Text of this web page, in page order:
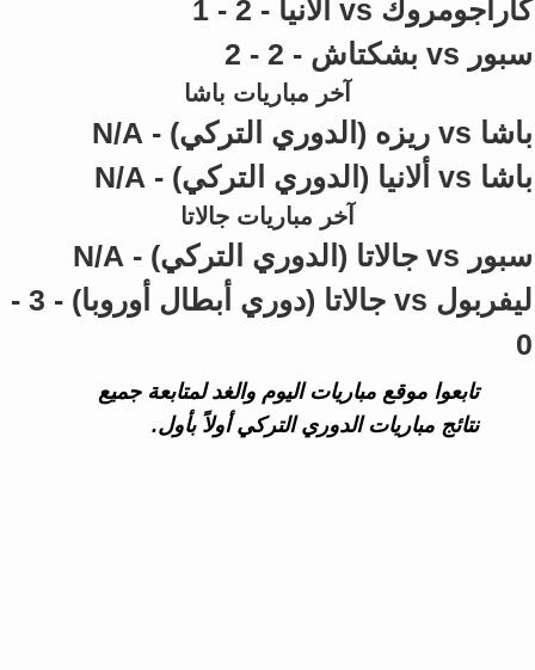
كاراجومروك vs ألانيا - 2 - 1
سبور vs بشكتاش - 2 - 2
آخر مباريات باشا
باشا vs ريزه (الدوري التركي) - N/A
باشا vs ألانيا (الدوري التركي) - N/A
آخر مباريات جالاتا
سبور vs جالاتا (الدوري التركي) - N/A
ليفربول vs جالاتا (دوري أبطال أوروبا) - 3 -
0
تابعوا موقع مباريات اليوم والغد لمتابعة جميع
نتائج مباريات الدوري التركي أولاً بأول.